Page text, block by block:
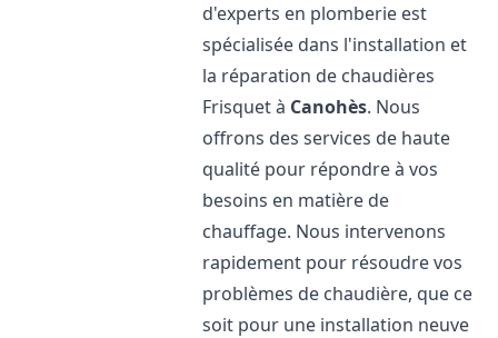
d'experts en plomberie est
spécialisée dans l'installation et
la réparation de chaudières
Frisquet à Canohès. Nous
offrons des services de haute
qualité pour répondre à vos
besoins en matière de
chauffage. Nous intervenons
rapidement pour résoudre vos
problèmes de chaudière, que ce
soit pour une installation neuve